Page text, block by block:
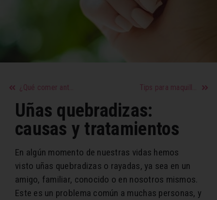
¿Qué comer antes de dar a luz y qué alimentos aceleran el proceso? Tips para maquilla natural y juvenil
Uñas quebradizas:
causas y tratamientos
En algún momento de nuestras vidas hemos
visto uñas quebradizas o rayadas, ya sea en un
amigo, familiar, conocido o en nosotros mismos.
Este es un problema común a muchas personas, y